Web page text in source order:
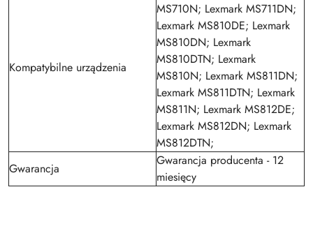
Kompatybilne urządzenia
MS710N; Lexmark MS711DN;
Lexmark MS810DE; Lexmark
MS810DN; Lexmark
MS810DTN; Lexmark
MS810N; Lexmark MS811DN;
Lexmark MS811DTN; Lexmark
MS811N; Lexmark MS812DE;
Lexmark MS812DN; Lexmark
MS812DTN;
Gwarancja
Gwarancja producenta - 12
miesięcy